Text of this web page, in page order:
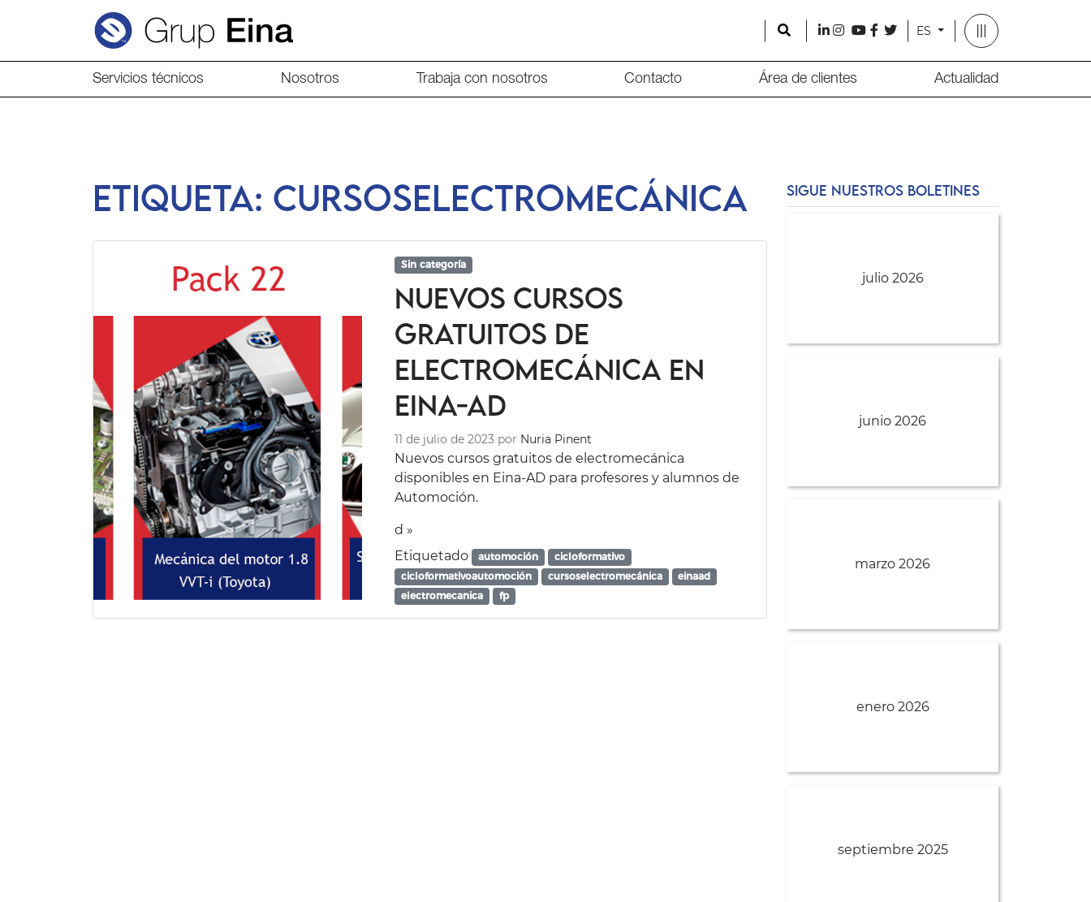
Search
l i y f t ES
Servicios técnicos Nosotros Trabaja con nosotros Contacto Área de clientes Actualidad
Etiqueta: cursoselectromecánica
Sin categoría
Nuevos cursos
gratuitos de
electromecánica en
Eina-AD
11 de julio de 2023 por Nuria Pinent
Nuevos cursos gratuitos de electromecánica
disponibles en Eina-AD para profesores y alumnos de
Automoción.
d »
Etiquetado automoción
cicloformativo
cicloformativoautomoción
cursoselectromecánica
einaad
electromecanica
fp
SIGUE NUESTROS BOLETINES
julio 2026
junio 2026
marzo 2026
enero 2026
septiembre 2025